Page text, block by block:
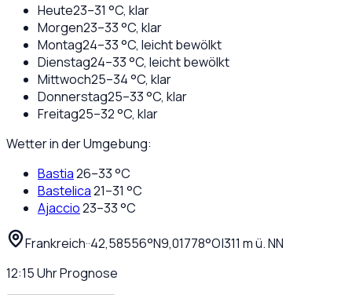
Heute23–31 °C, klar
Morgen23–33°C, klar
Montag24–33°C, leicht bewölkt
Dienstag24–33°C, leicht bewölkt
Mittwoch25–34°C, klar
Donnerstag25–33°C, klar
Freitag25–32°C, klar
Wetter in der Umgebung:
Bastia26–33°C
Bastelica21–31 °C
Ajaccio23–33°C
Frankreich··42,58556°N9,01778°O|311 m ü. NN
12:15UhrPrognose